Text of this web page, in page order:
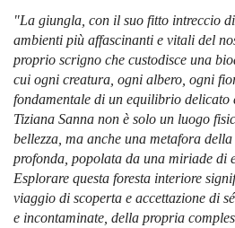
"La giungla, con il suo fitto intreccio
ambienti più affascinanti e vitali del
proprio scrigno che custodisce una
cui ogni creatura, ogni albero, ogni
fondamentale di un equilibrio delicato
Tiziana Sanna non è solo un luogo
bellezza, ma anche una metafora
profonda, popolata da una miriade di
Esplorare questa foresta interiore
viaggio di scoperta e accettazione di
e incontaminate, della propria